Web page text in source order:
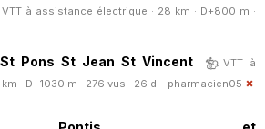
VTT à assistance électrique · 28 km · D+800 m ·
Pons St Jean St Vincent
VTT à
· D+1030 m · 276 vus · 26 dl · pharmacien05